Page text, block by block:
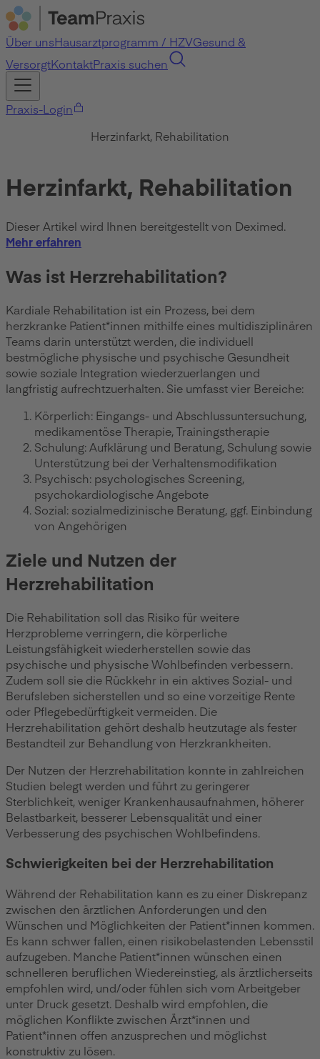
Über unsHausarztprogramm / HZVGesund &
VersorgtKontaktPraxis suchen
Praxis-Login
Herzinfarkt, Rehabilitation
Herzinfarkt, Rehabilitation
Dieser Artikel wird Ihnen bereitgestellt von Deximed.
Mehr erfahren
Was ist Herzrehabilitation?
Kardiale Rehabilitation ist ein Prozess, bei dem
herzkranke Patient*innen mithilfe eines multidisziplinären
Teams darin unterstützt werden, die individuell
bestmögliche physische und psychische Gesundheit
sowie soziale Integration wiederzuerlangen und
langfristig aufrechtzuerhalten. Sie umfasst vier Bereiche:
Körperlich: Eingangs- und Abschlussuntersuchung,
medikamentöse Therapie, Trainingstherapie
Schulung: Aufklärung und Beratung, Schulung sowie
Unterstützung bei der Verhaltensmodifikation
Psychisch: psychologisches Screening,
psychokardiologische Angebote
Sozial: sozialmedizinische Beratung, ggf. Einbindung
von Angehörigen
Ziele und Nutzen der
Herzrehabilitation
Die Rehabilitation soll das Risiko für weitere
Herzprobleme verringern, die körperliche
Leistungsfähigkeit wiederherstellen sowie das
psychische und physische Wohlbefinden verbessern.
Zudem soll sie die Rückkehr in ein aktives Sozial- und
Berufsleben sicherstellen und so eine vorzeitige Rente
oder Pflegebedürftigkeit vermeiden. Die
Herzrehabilitation gehört deshalb heutzutage als fester
Bestandteil zur Behandlung von Herzkrankheiten.
Der Nutzen der Herzrehabilitation konnte in zahlreichen
Studien belegt werden und führt zu geringerer
Sterblichkeit, weniger Krankenhausaufnahmen, höherer
Belastbarkeit, besserer Lebensqualität und einer
Verbesserung des psychischen Wohlbefindens.
Schwierigkeiten bei der Herzrehabilitation
Während der Rehabilitation kann es zu einer Diskrepanz
zwischen den ärztlichen Anforderungen und den
Wünschen und Möglichkeiten der Patient*innen kommen.
Es kann schwer fallen, einen risikobelastenden Lebensstil
aufzugeben. Manche Patient*innen wünschen einen
schnelleren beruflichen Wiedereinstieg, als ärztlicherseits
empfohlen wird, und/oder fühlen sich vom Arbeitgeber
unter Druck gesetzt. Deshalb wird empfohlen, die
möglichen Konflikte zwischen Ärzt*innen und
Patient*innen offen anzusprechen und möglichst
konstruktiv zu lösen.